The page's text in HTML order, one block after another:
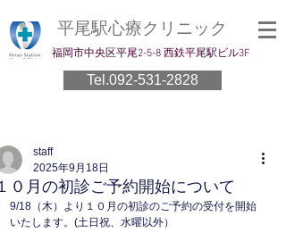
平尾駅心療クリニック
​福岡市中央区平尾2-5-8 西鉄平尾駅ビル3F
Tel.092-531-2828
０月の初診ご予約開始について
staff
2025年9月18日
9/18（木）より１０月の初診のご予約の受付を開始
いたします。(土日祝、水曜以外）